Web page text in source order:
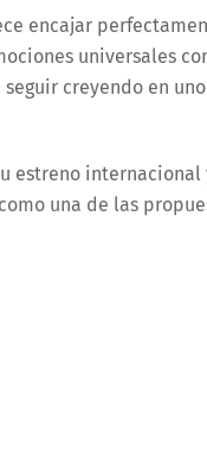
encajar
universales
creyendo en
estreno
una de las